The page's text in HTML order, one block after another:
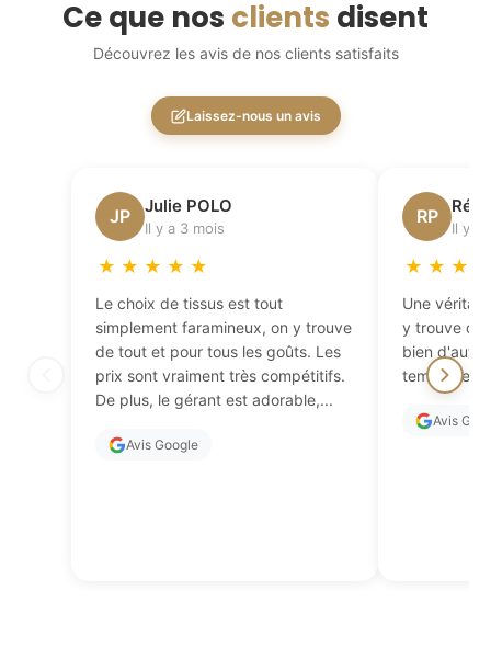
Ce que nos clients disent
Découvrez les avis de nos clients satisfaits
Laissez-nous un avis
JP Julie POLO
Il y a 3 mois
★ ★ ★ ★ ★
Le choix de tissus est tout
simplement faramineux, on y trouve
de tout et pour tous les goûts. Les
prix sont vraiment très compétitifs.
De plus, le gérant est adorable,...
Avis Google
RP
Il y a
★ ★ ★
Une
y trouve de
bien
temps de
Avis